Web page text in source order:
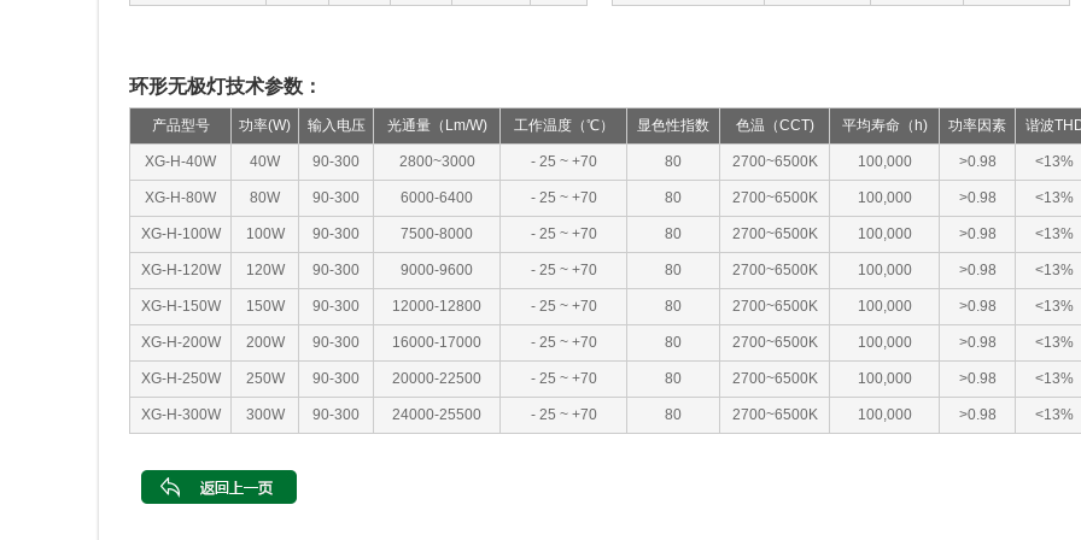
环形无极灯技术参数：
产品型号 功率(W) 输入电压 光通量（Lm/W) 工作温度（℃） 显色性指数 色温（CCT) 平均寿命（h) 功率因素 谐波
XG-H-40W 40W 90-300 2800~3000 - 25 ~ +70 80 2700~6500K 100,000 >0.98 <13%
XG-H-80W 80W 90-300 6000-6400 - 25 ~ +70 80 2700~6500K 100,000 >0.98 <13%
XG-H-100W 100W 90-300 7500-8000 - 25 ~ +70 80 2700~6500K 100,000 >0.98 <13%
XG-H-120W 120W 90-300 9000-9600 - 25 ~ +70 80 2700~6500K 100,000 >0.98 <13%
XG-H-150W 150W 90-300 12000-12800 - 25 ~ +70 80 2700~6500K 100,000 >0.98 <13%
XG-H-200W 200W 90-300 16000-17000 - 25 ~ +70 80 2700~6500K 100,000 >0.98 <13%
XG-H-250W 250W 90-300 20000-22500 - 25 ~ +70 80 2700~6500K 100,000 >0.98 <13%
XG-H-300W 300W 90-300 24000-25500 - 25 ~ +70 80 2700~6500K 100,000 >0.98 <13%